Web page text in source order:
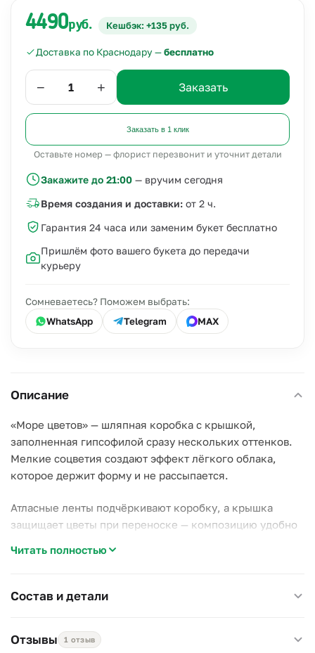
4490руб. Кешбэк: +135 руб.
Доставка по Краснодару —бесплатно
− + Заказать
Заказать в 1 клик
Оставьте номер — флорист перезвонит и уточнит детали
Закажите до 21:00 — вручим сегодня
Время создания и доставки: от 2 ч.
Гарантия 24 часа или заменим букет бесплатно
Пришлём фото вашего букета до передачи
курьеру
Сомневаетесь? Поможем выбрать:
WhatsApp
Telegram MAX
Описание
«Море цветов» — шляпная коробка с крышкой,
заполненная гипсофилой сразу нескольких оттенков.
Мелкие соцветия создают эффект лёгкого облака,
которое держит форму и не рассыпается.
Атласные ленты подчёркивают коробку, а крышка
защищает цветы при переноске — композицию удобно
– Необычный формат.
мягкий переход тонов внутри одной коробки;
Читать полностью
Состав и детали
Отзывы 1 отзыв